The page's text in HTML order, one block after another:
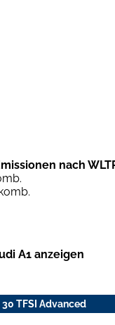
nach
A1 anzeigen
TFSI Advanced